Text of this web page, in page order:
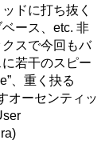
ドに打ち抜く
ース、etc. 非
スで今回もバ
若干のスピー
、重く抉る
オーセンティッ